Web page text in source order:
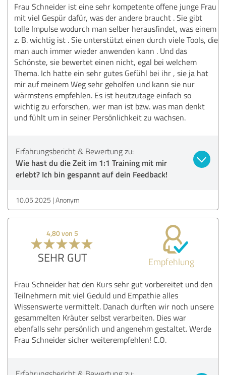
Frau Schneider ist eine sehr kompetente offene junge Frau
mit viel Gespür dafür, was der andere braucht . Sie gibt
tolle Impulse wodurch man selber herausfindet, was einem
z. B. wichtig ist . Sie unterstützt einen durch viele Tools, die
man auch immer wieder anwenden kann . Und das
Schönste, sie bewertet einen nicht, egal bei welchem
Thema. Ich hatte ein sehr gutes Gefühl bei ihr , sie ja hat
mir auf meinem Weg sehr geholfen und kann sie nur
wärmstens empfehlen. Es ist heutzutage einfach so
wichtig zu erforschen, wer man ist bzw. was man denkt
und fühlt um in seiner Persönlichkeit zu wachsen.
Erfahrungsbericht & Bewertung zu:
Wie hast du die Zeit im 1:1 Training mit mir
erlebt? Ich bin gespannt auf dein Feedback!
10.05.2025 Anonym
4,80 von 5
SEHR GUT Empfehlung
Frau Schneider hat den Kurs sehr gut vorbereitet und den
Teilnehmern mit viel Geduld und Empathie alles
Wissenswerte vermittelt. Danach durften wir noch unsere
gesammelten Kräuter selbst verarbeiten. Dies war
ebenfalls sehr persönlich und angenehm gestaltet. Werde
Frau Schneider sicher weiterempfehlen! C.O.